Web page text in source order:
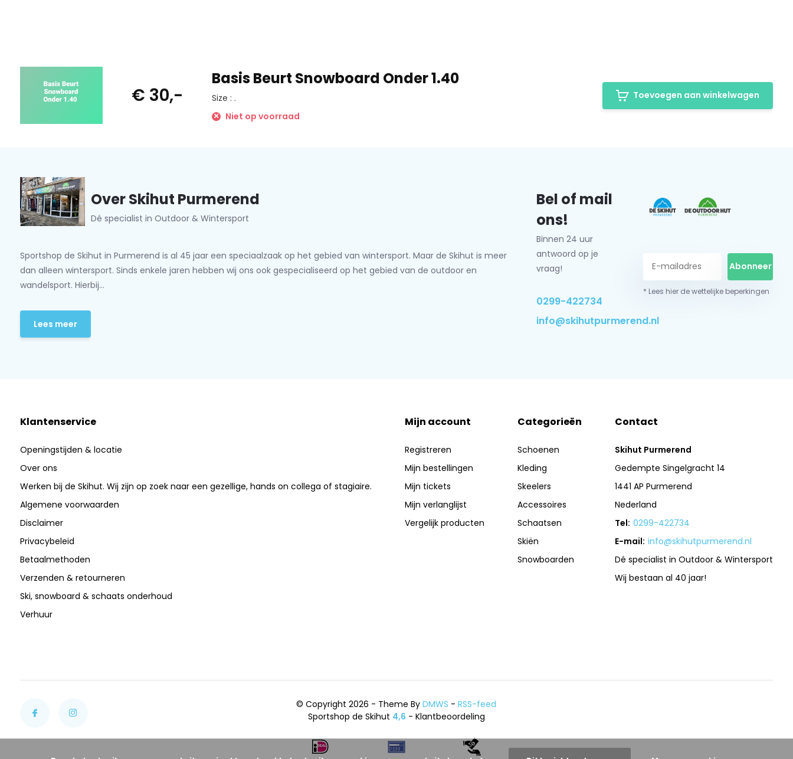
€ 30,-
Basis Beurt Snowboard Onder 1.40
Size : .
Niet op voorraad
Toevoegen aan winkelwagen
Over Skihut Purmerend
Dé specialist in Outdoor & Wintersport
Sportshop de Skihut in Purmerend is al 45 jaar een speciaalzaak op het gebied van wintersport. Maar de Skihut is meer
dan alleen wintersport. Sinds enkele jaren hebben wij ons ook gespecialiseerd op het gebied van de outdoor en
wandelsport. Hierbij...
Lees meer
Bel of mail
ons!
Binnen 24 uur
antwoord op je
vraag!
0299-422734
info@skihutpurmerend.nl
Abonneer
* Lees hier de wettelijke beperkingen
Klantenservice
Openingstijden & locatie
Over ons
Werken bij de Skihut. Wij zijn op zoek naar een gezellige, hands on collega of stagiaire.
Algemene voorwaarden
Disclaimer
Privacybeleid
Betaalmethoden
Verzenden & retourneren
Ski, snowboard & schaats onderhoud
Verhuur
Mijn account
Registreren
Mijn bestellingen
Mijn tickets
Mijn verlanglijst
Vergelijk producten
Categorieën
Schoenen
Kleding
Skeelers
Accessoires
Schaatsen
Skiën
Snowboarden
Contact
Skihut Purmerend
Gedempte Singelgracht 14
1441 AP Purmerend
Nederland
Tel: 0299-422734
E-mail: info@skihutpurmerend.nl
Dé specialist in Outdoor & Wintersport
Wij bestaan al 40 jaar!
© Copyright 2026 - Theme ByDMWS -RSS-feed
Sportshop de Skihut 4,6 - Klantbeoordeling